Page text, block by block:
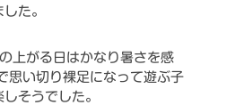
た。
上がる日はかなり暑さを感
思い切り裸足になって遊ぶ子
そうでした。